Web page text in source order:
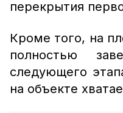
перекрытия
Кроме того, на
полностью
следующего
на объекте